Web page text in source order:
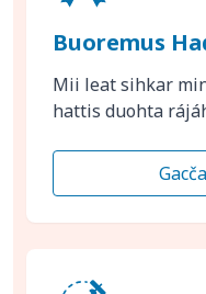
Buoremus
Mii leat sihkar
hattis duohta